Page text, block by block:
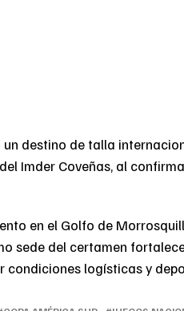
destino de talla
Imder Coveñas, al
en el Golfo de
sede del certamen
logísticas y